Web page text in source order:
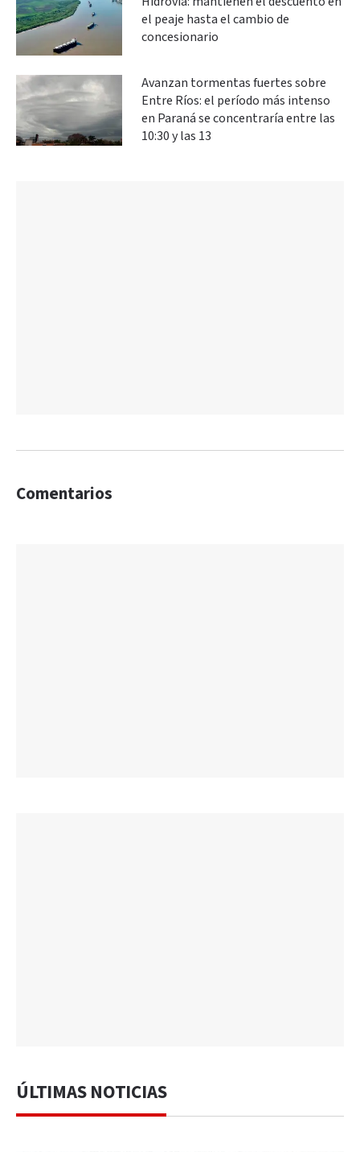
el peaje hasta el cambio de
concesionario
Avanzan tormentas fuertes sobre
Entre Ríos: el período más intenso
en Paraná se concentraría entre las
10:30 y las 13
Comentarios
ÚLTIMAS NOTICIAS